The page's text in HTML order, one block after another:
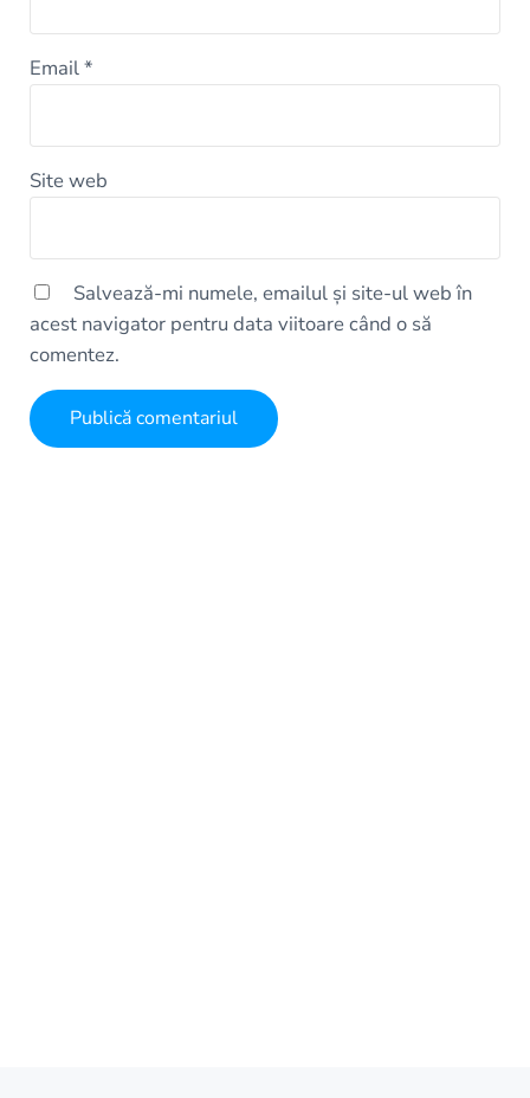
Email*
Site web
Salvează-mi numele, emailul și site-ul web în
acest navigator pentru data viitoare când o să
comentez.